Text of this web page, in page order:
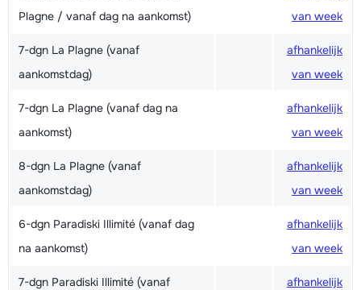
Plagne / vanaf dag na aankomst)
van week
7-dgn La Plagne (vanaf
aankomstdag)
afhankelijk
van week
7-dgn La Plagne (vanaf dag na
aankomst)
afhankelijk
van week
8-dgn La Plagne (vanaf
aankomstdag)
afhankelijk
van week
6-dgn Paradiski Illimité (vanaf dag
na aankomst)
afhankelijk
van week
7-dgn Paradiski Illimité (vanaf
afhankelijk